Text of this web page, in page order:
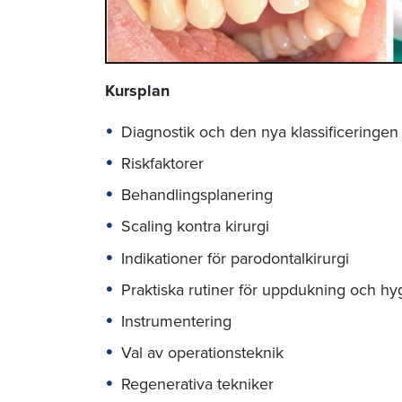
Kursplan
Diagnostik och den nya klassificeringen
Riskfaktorer
Behandlingsplanering
Scaling kontra kirurgi
Indikationer för parodontalkirurgi
Praktiska rutiner för uppdukning och
Instrumentering
Val av operationsteknik
Regenerativa tekniker